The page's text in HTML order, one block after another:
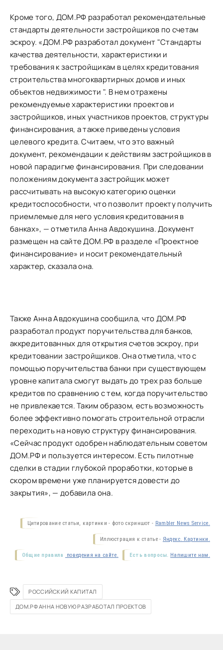
Кроме того, ДОМ.РФ разработал рекомендательные
стандарты деятельности застройщиков по счетам
эскроу. «ДОМ.РФ разработал документ "Стандарты
качества деятельности, характеристики и
требования к застройщикам в целях кредитования
строительства многоквартирных домов и иных
объектов недвижимости ". В нем отражены
рекомендуемые характеристики проектов и
застройщиков, иных участников проектов, структуры
финансирования, а также приведены условия
целевого кредита. Считаем, что это важный
документ, рекомендации к действиям застройщиков в
новой парадигме финансирования. При следовании
положениям документа застройщик может
рассчитывать на высокую категорию оценки
кредитоспособности, что позволит проекту получить
приемлемые для него условия кредитования в
банках», — отметила Анна Авдокушина. Документ
размещен на сайте ДОМ.РФ в разделе «Проектное
финансирование» и носит рекомендательный
характер, сказала она.
Также Анна Авдокушина сообщила, что ДОМ.РФ
разработал продукт поручительства для банков,
аккредитованных для открытия счетов эскроу, при
кредитовании застройщиков. Она отметила, что с
помощью поручительства банки при существующем
уровне капитала смогут выдать до трех раз больше
кредитов по сравнению с тем, когда поручительство
не привлекается. Таким образом, есть возможность
более эффективно помогать строительной отрасли
переходить на новую структуру финансирования.
«Сейчас продукт одобрен наблюдательным советом
ДОМ.РФ и пользуется интересом. Есть пилотные
сделки в стадии глубокой проработки, которые в
скором времени уже планируется довести до
закрытия», — добавила она.
Цитирование статьи, картинки - фото скриншот - Rambler News Service.
Иллюстрация к статье - Яндекс. Картинки.
Есть вопросы. Напишите нам.
Общие правила поведения на сайте.
РОССИЙСКИЙ КАПИТАЛ
ДОМ.РФ АННА НОВУЮ РАЗРАБОТАЛ ПРОЕКТОВ